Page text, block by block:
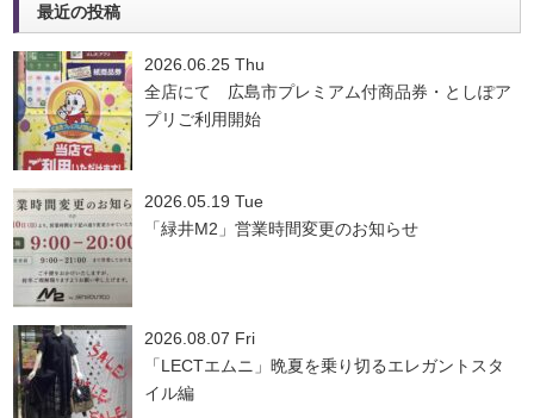
最近の投稿
2026.06.25 Thu
全店にて 広島市プレミアム付商品券・としぽア
プリご利用開始
2026.05.19 Tue
「緑井M2」営業時間変更のお知らせ
2026.08.07 Fri
「LECTエムニ」晩夏を乗り切るエレガントスタ
イル編